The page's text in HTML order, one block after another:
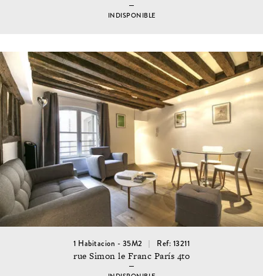
INDISPONIBLE
1 Habitacion - 35M2 Ref: 13211
rue Simon le Franc París 4to